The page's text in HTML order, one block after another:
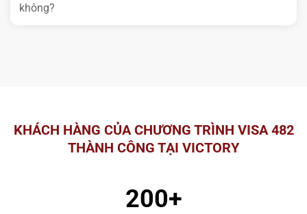
không?
KHÁCH HÀNG CỦA CHƯƠNG TRÌNH VISA 482
THÀNH CÔNG TẠI VICTORY
200+